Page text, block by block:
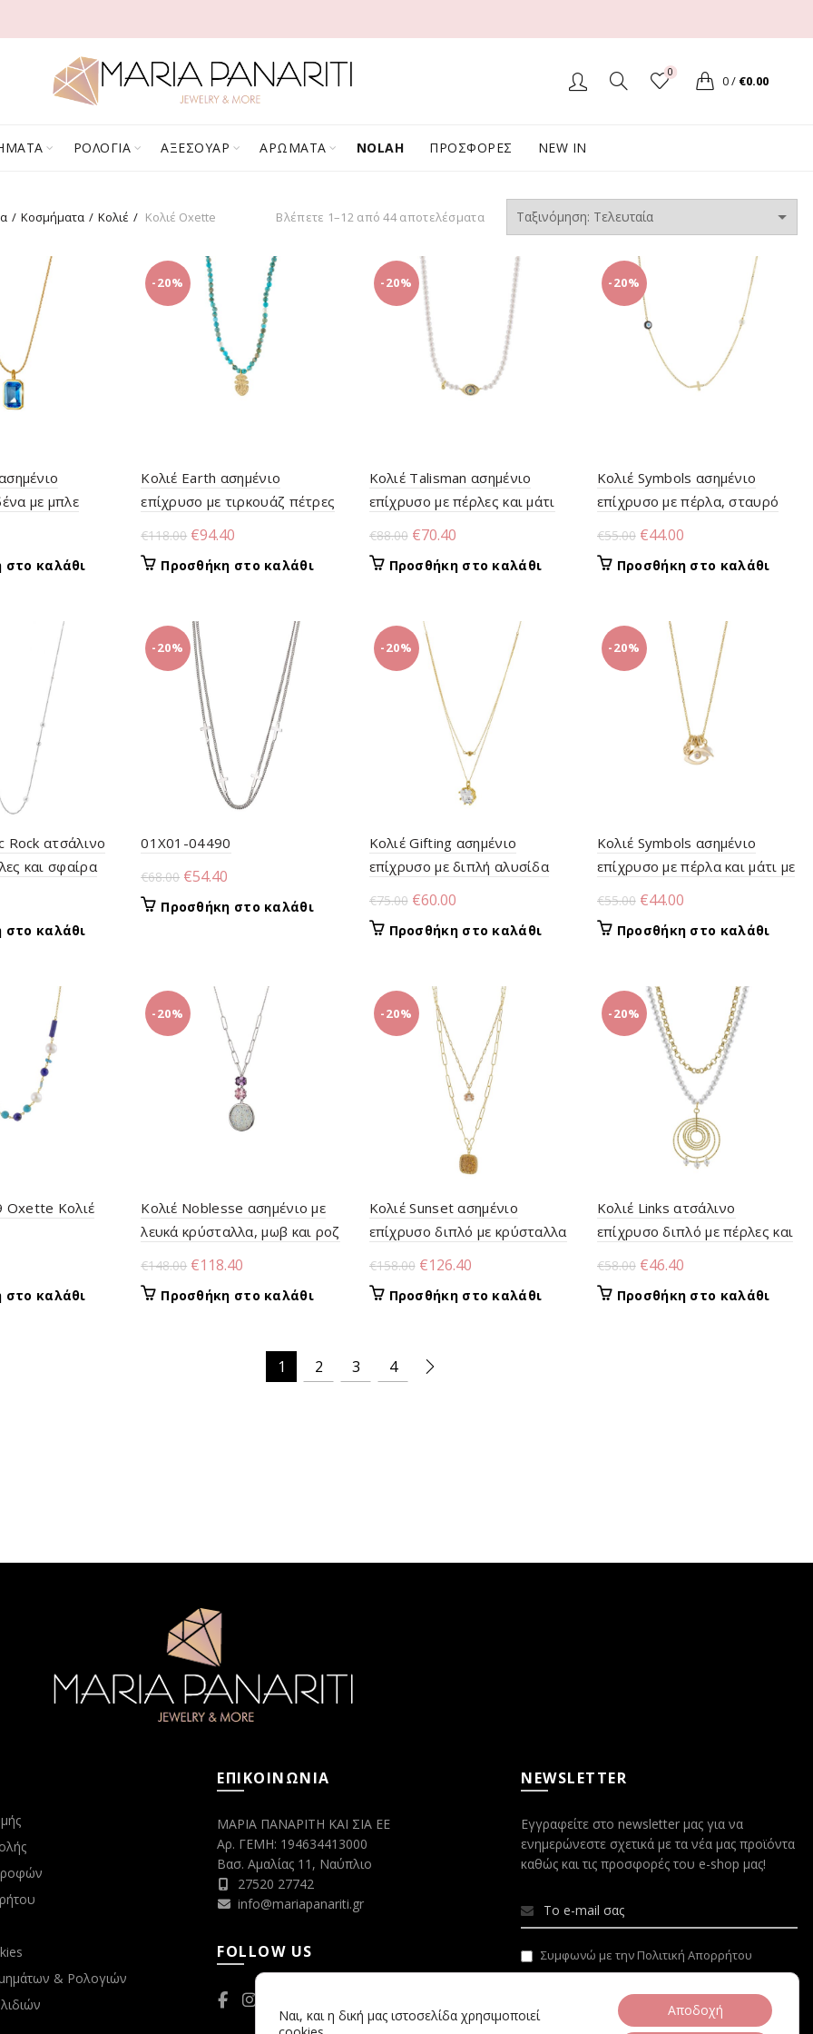
0
0/ €0.00
ΡΟΛΟΓΙΑ ΑΞΕΣΟΥΑΡ ΑΡΩΜΑΤΑ NOLAH ΠΡΟΣΦΟΡΕΣ NEW IN
Κοσμήματα Κολιέ Κολιέ Oxette Βλέπετε 1–12 από 44 αποτελέσματα Sorted
με μπλε
τρέχουσα
τιμή
στο καλάθι
-20%
Κολιέ Earth ασημένιο
επίχρυσο με τιρκουάζ πέτρες
€118.00 Original
price
was:
€94.40
τρέχουσα
Προσθήκη στο καλάθι
-20%
Κολιέ Talisman ασημένιο
επίχρυσο με πέρλες και μάτι
€88.00 Original
price
was:
€70.40Η
τρέχουσα
τιμή
Προσθήκη στο καλάθι
-20%
Κολιέ Symbols ασημένιο
επίχρυσο με πέρλα, σταυρό
€55.00 Original
price
was:
€44.00Η
τρέχουσα
τιμή
€44.00.
Προσθήκη στο καλάθι
Rock ατσάλινο
και σφαίρα
τρέχουσα
τιμή
στο καλάθι
-20%
01X01-04490
€68.00 Original
price
was:
€54.40
τρέχουσα
τιμή
Προσθήκη στο καλάθι
-20%
Κολιέ Gifting ασημένιο
επίχρυσο με διπλή αλυσίδα
και λευκό ζιργκόν 0.8 cm
€75.00 Original
price
was:
€60.00Η
τρέχουσα
τιμή
€60.00.
Προσθήκη στο καλάθι
-20%
Κολιέ Symbols ασημένιο
επίχρυσο με πέρλα και μάτι με
κρύσταλλο
€55.00 Original
price
was:
€44.00Η
τρέχουσα
τιμή
Προσθήκη στο καλάθι
Oxette Κολιέ
τρέχουσα
τιμή
στο καλάθι
-20%
Κολιέ Noblesse ασημένιο με
λευκά κρύσταλλα, μωβ και ροζ
€148.00 Original
price
was:
€118.40
τρέχουσα
€118.40.
Προσθήκη στο καλάθι
-20%
Κολιέ Sunset ασημένιο
επίχρυσο διπλό με κρύσταλλα
και champagne ζιργκόν
€158.00 Original
price
was:
€126.40Η
τρέχουσα
Προσθήκη στο καλάθι
-20%
Κολιέ Links ατσάλινο
επίχρυσο διπλό με πέρλες και
κρίκους
€58.00 Original
price
was:
€46.40Η
τρέχουσα
τιμή
Προσθήκη στο καλάθι
1 2 3 4
& Ρολογιών
ΕΠΙΚΟΙΝΩΝΙΑ
ΜΑΡΙΑ ΠΑΝΑΡΙΤΗ ΚΑΙ ΣΙΑ ΕΕ
Αρ. ΓΕΜΗ: 194634413000
Βασ. Αμαλίας 11, Ναύπλιο
27520 27742
info@mariapanariti.gr
FOLLOW US
NEWSLETTER
Εγγραφείτε στο newsletter μας για να
ενημερώνεστε σχετικά με τα νέα μας προϊόντα
καθώς και τις προσφορές του e-shop μας!
Συμφωνώ με την Πολιτική Απορρήτου
Ναι, και η δική μας ιστοσελίδα χρησιμοποιεί
Αποδοχή